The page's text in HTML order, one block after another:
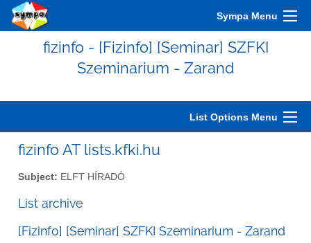
Sympa Menu
fizinfo - [Fizinfo] [Seminar] SZFKI
Szeminarium - Zarand
List Options Menu
fizinfo AT lists.kfki.hu
Subject: ELFT HÍRADÓ
List archive
[Fizinfo] [Seminar] SZFKI Szeminarium - Zarand